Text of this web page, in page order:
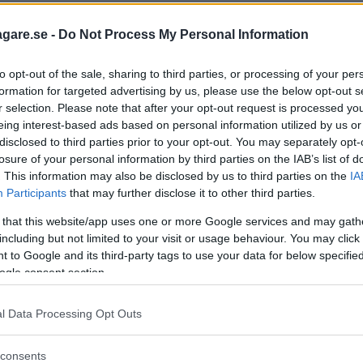
- Do Not Process My Personal Information
opt-out of the sale, sharing to third parties, or processing of your
for targeted advertising by us, please use the below opt-out
selection. Please note that after your opt-out request is processed
interest-based ads based on personal information utilized by us
to third parties prior to your opt-out. You may separately
of your personal information by third parties on the IAB’s list of
This information may also be disclosed by us to third parties on the
Participants that may further disclose it to other third parties.
that this website/app uses one or more Google services and may
but not limited to your visit or usage behaviour. You may
to Google and its third-party tags to use your data for below
consent section.
Data Processing Opt Outs
innebär en hög risk för bländning av mötande
xenonljus på halvljuset. Båda har bixenon d v s
en extra reflektor med en H1-lampa som
Båda har automatiskt halvljus, Alfa Giulietta
glödlampsbyte, även om det är god åtkomlighet
trots något kortare räckvidd men tack vare
än medelbilen. När det gäller helljus är det en
och har drygt dubbelt så bred ljuskägla vid 150